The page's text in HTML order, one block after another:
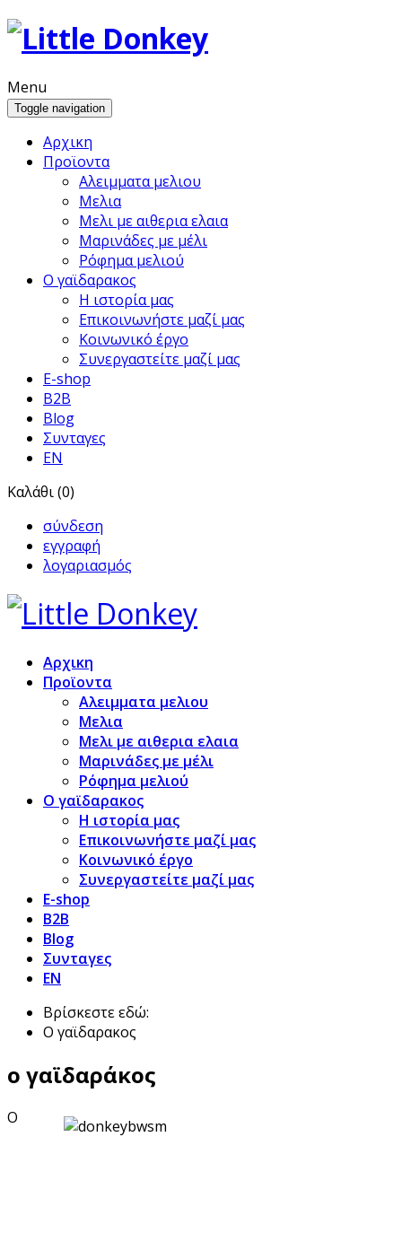
Menu
Toggle navigation
Αρχικη
Προϊoντα
Αλειμματα μελιου
Μελια
Μελι με αιθερια ελαια
Μαρινάδες με μέλι
Ρόφημα μελιού
Ο γαϊδαρακος
Η ιστορία μας
Επικοινωνήστε μαζί μας
Κοινωνικό έργο
Συνεργαστείτε μαζί μας
E-shop
B2B
Blog
Συνταγες
EN
Καλάθι (0)
σύνδεση
εγγραφή
λογαριασμός
Αρχικη
Προϊoντα
Αλειμματα μελιου
Μελια
Μελι με αιθερια ελαια
Μαρινάδες με μέλι
Ρόφημα μελιού
Ο γαϊδαρακος
Η ιστορία μας
Επικοινωνήστε μαζί μας
Κοινωνικό έργο
Συνεργαστείτε μαζί μας
E-shop
B2B
Blog
Συνταγες
EN
Βρίσκεστε εδώ:
Ο γαϊδαρακος
ο γαϊδαράκος
Ο